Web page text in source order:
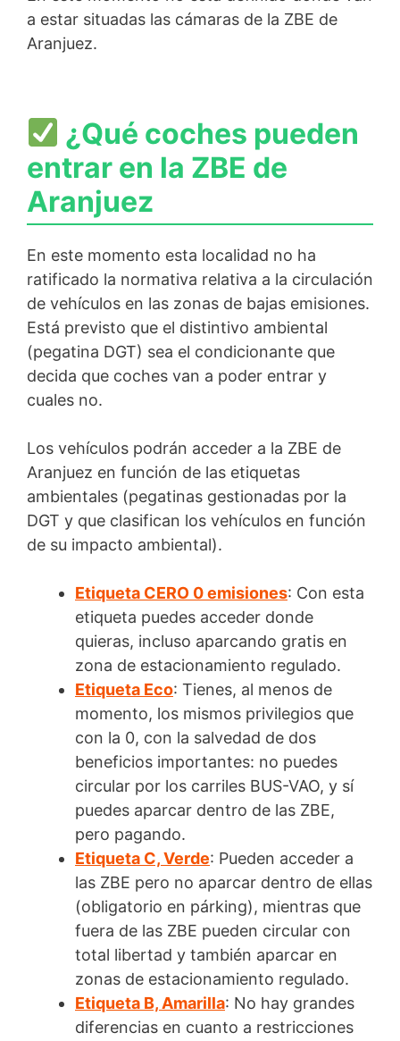
a estar situadas las cámaras de la ZBE de
Aranjuez.
¿Qué coches pueden
entrar en la ZBE de
Aranjuez
En este momento esta localidad no ha
ratificado la normativa relativa a la circulación
de vehículos en las zonas de bajas emisiones.
Está previsto que el distintivo ambiental
(pegatina DGT) sea el condicionante que
decida que coches van a poder entrar y
cuales no.
Los vehículos podrán acceder a la ZBE de
Aranjuez en función de las etiquetas
ambientales (pegatinas gestionadas por la
DGT y que clasifican los vehículos en función
de su impacto ambiental).
Etiqueta CERO 0 emisiones: Con esta
etiqueta puedes acceder donde
quieras, incluso aparcando gratis en
zona de estacionamiento regulado.
Etiqueta Eco: Tienes, al menos de
momento, los mismos privilegios que
con la 0, con la salvedad de dos
beneficios importantes: no puedes
circular por los carriles BUS-VAO, y sí
puedes aparcar dentro de las ZBE,
pero pagando.
Etiqueta C, Verde: Pueden acceder a
las ZBE pero no aparcar dentro de ellas
(obligatorio en párking), mientras que
fuera de las ZBE pueden circular con
total libertad y también aparcar en
zonas de estacionamiento regulado.
Etiqueta B, Amarilla: No hay grandes
diferencias en cuanto a restricciones